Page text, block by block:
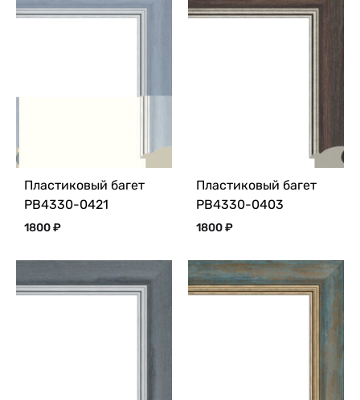
Пластиковый багет
PB4330-0421
1800₽
Пластиковый багет
PB4330-0403
1800₽